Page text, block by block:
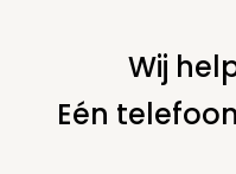
U bent hier: home nieuws
onzekere toekomst na
Wij
Eén